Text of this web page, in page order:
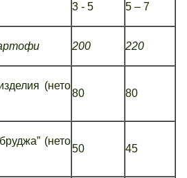
3 - 5 5 – 7
200 220
(нето
80 80
(нето
50 45